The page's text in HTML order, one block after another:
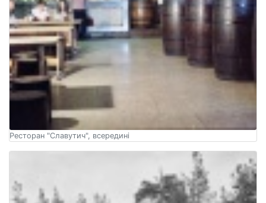
Ресторан "Славутич", всередині